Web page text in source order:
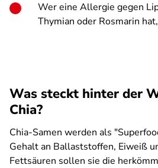
Wer eine Allergie gegen
Thymian oder Rosmarin
Was steckt hinter der
Chia?
Chia-Samen werden als
Gehalt an Ballaststoffen, Eiweiß
Fettsäuren sollen sie die